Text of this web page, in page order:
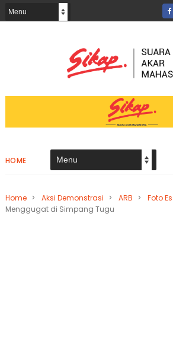
HOME
Home > Aksi Demonstrasi > ARB > Foto
Menggugat di Simpang Tugu